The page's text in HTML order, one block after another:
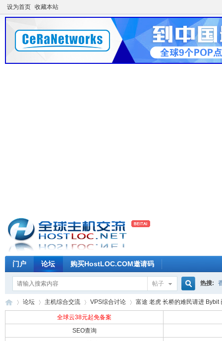
设为首页 收藏本站
门户 论坛 购买HostLOC.COM邀请码
帖子
搜
热搜:
论坛 主机综合交流 VPS综合讨论 富途 老虎 长桥的难民请进 Bybit
全球云38元起免备案
SEO查询